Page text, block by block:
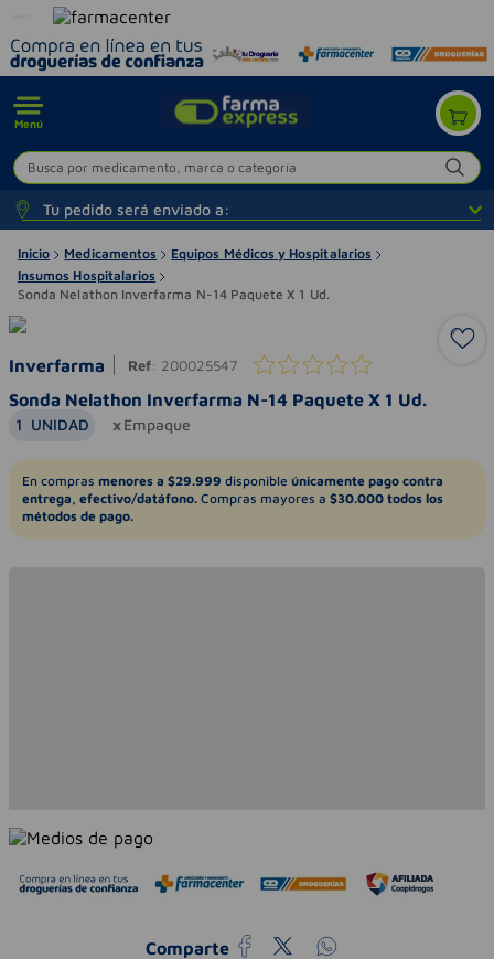
Menú
Busca por medicamento, marca o categoría
Tu pedido será enviado a:
Inicio Medicamentos
Equipos Médicos y Hospitalarios
Insumos Hospitalarios
Sonda Nelathon Inverfarma N-14 Paquete X 1 Ud.
Inverfarma Ref: 200025547
Sonda Nelathon Inverfarma N-14 Paquete X 1 Ud.
1 UNIDAD Empaque
En compras menores a $29.999 disponible únicamente pago contra
entrega, efectivo/datáfono. Compras mayores a $30.000 todos los
métodos de pago.
Comparte